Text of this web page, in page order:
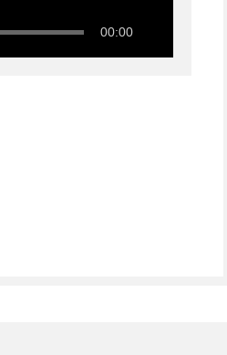
00:00